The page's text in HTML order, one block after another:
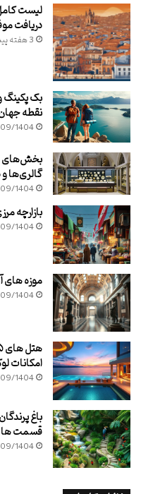
لیست
دریافت
3 هفته پیش
بک پکینگ
نقطه
1404
بخش‌های
گالری‌ها
1404
بازارچه
1404
موزه های
1404
امکانات
1404
باغ
قسمت ها
1404